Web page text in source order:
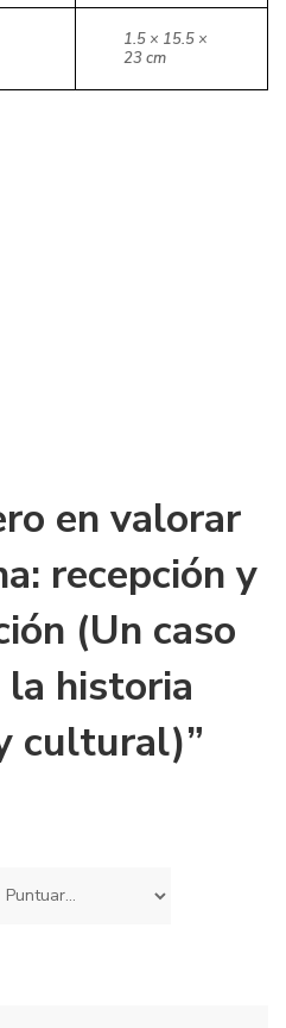
1.5 × 15.5 ×
23 cm
en valorar
recepción y
(Un caso
la historia
cultural)”